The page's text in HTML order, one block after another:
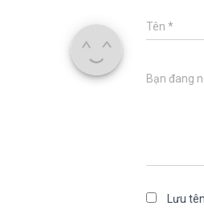
Tên *
Bạn đang
Lưu